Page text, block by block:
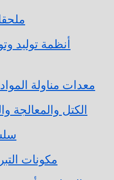
أنظمة توليد
معدات مناولة
الكتل والمعالجة
مكونات